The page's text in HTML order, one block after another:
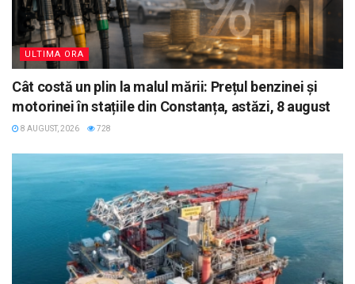
ULTIMA ORA
Cât costă un plin la malul mării: Prețul benzinei și
motorinei în stațiile din Constanța, astăzi, 8 august
8 AUGUST, 2026 728